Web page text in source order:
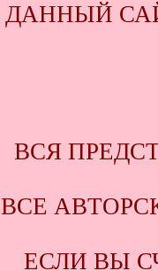
ДАННЫЙ
ВСЯ
ВСЕ
ЕСЛИ ВЫ